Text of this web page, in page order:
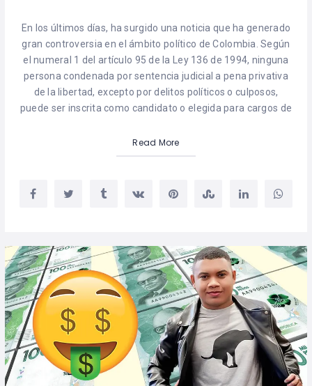
En los últimos días, ha surgido una noticia que ha generado
gran controversia en el ámbito político de Colombia. Según
el numeral 1 del artículo 95 de la Ley 136 de 1994, ninguna
persona condenada por sentencia judicial a pena privativa
de la libertad, excepto por delitos políticos o culposos,
puede ser inscrita como candidato o elegida para cargos de
Read More